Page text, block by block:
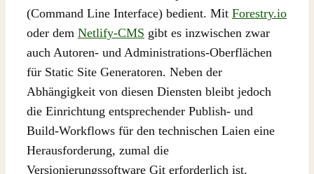
(Command Line Interface) bedient. Mit Forestry.io
oder dem Netlify-CMS gibt es inzwischen zwar
auch Autoren- und Administrations-Oberflächen
für Static Site Generatoren. Neben der
Abhängigkeit von diesen Diensten bleibt jedoch
die Einrichtung entsprechender Publish- und
Build-Workflows für den technischen Laien eine
Herausforderung, zumal die
Versionierungssoftware Git erforderlich ist.